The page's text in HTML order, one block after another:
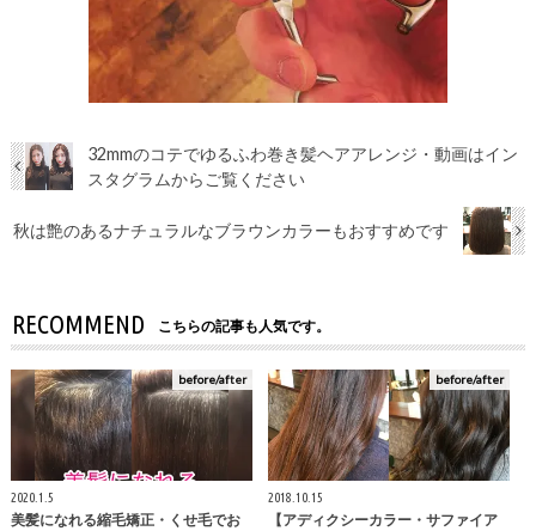
32mmのコテでゆるふわ巻き髪ヘアアレンジ・動画はイン
スタグラムからご覧ください
秋は艶のあるナチュラルなブラウンカラーもおすすめです
RECOMMEND こちらの記事も人気です。
before/after
2020.1.5
美髪になれる縮毛矯正・くせ毛でお
before/after
2018.10.15
【アディクシーカラー・サファイア